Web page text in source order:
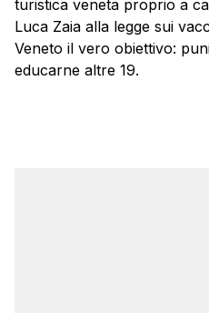
turistica veneta proprio a
Luca Zaia alla legge sui
Veneto il vero obiettivo:
educarne altre 19.